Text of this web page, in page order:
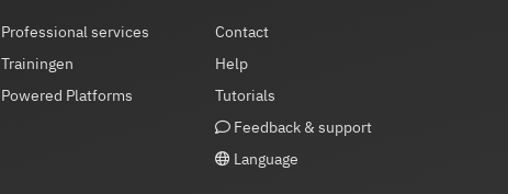
Professional services
Trainingen
Powered Platforms
Contact
Help
Tutorials
Feedback & support
Language